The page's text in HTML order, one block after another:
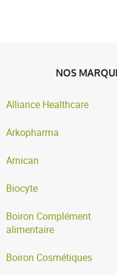
NOS
Alliance Healthcare
Arkopharma
Arnican
Biocyte
Boiron Complément
alimentaire
Boiron Cosmétiques